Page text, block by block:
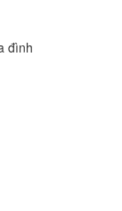
đình